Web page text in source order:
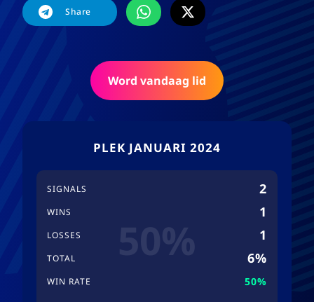
Share
Word vandaag lid
PLEK JANUARI 2024
SIGNALS 2
WINS 1
LOSSES 1
TOTAL 6%
WIN RATE 50%